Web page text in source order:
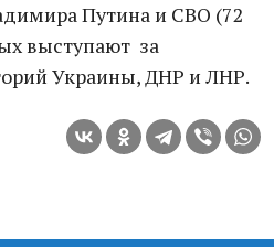
Путина и СВО (72
выступают за
Украины, ДНР и ЛНР.